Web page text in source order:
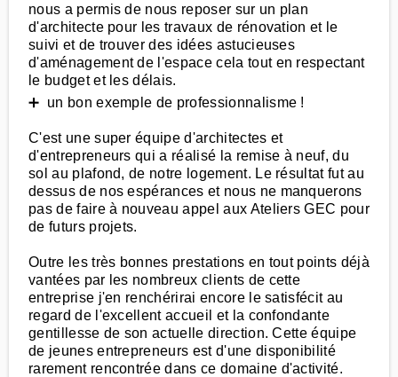
nous a permis de nous reposer sur un plan
d'architecte pour les travaux de rénovation et le
suivi et de trouver des idées astucieuses
d'aménagement de l'espace cela tout en respectant
le budget et les délais.
➕ un bon exemple de professionnalisme !
C'est une super équipe d'architectes et
d'entrepreneurs qui a réalisé la remise à neuf, du
sol au plafond, de notre logement. Le résultat fut au
dessus de nos espérances et nous ne manquerons
pas de faire à nouveau appel aux Ateliers GEC pour
de futurs projets.
Outre les très bonnes prestations en tout points déjà
vantées par les nombreux clients de cette
entreprise j'en renchérirai encore le satisfécit au
regard de l'excellent accueil et la confondante
gentillesse de son actuelle direction. Cette équipe
de jeunes entrepreneurs est d'une disponibilité
rarement rencontrée dans ce domaine d'activité.